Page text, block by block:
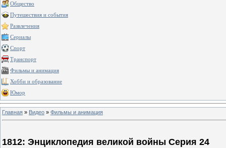
Общество
Путешествия и события
Развлечения
Сериалы
Спорт
Транспорт
Фильмы и анимация
Хобби и образование
Юмор
Главная » Видео » Фильмы и анимация
1812: Энциклопедия великой войны Серия 24